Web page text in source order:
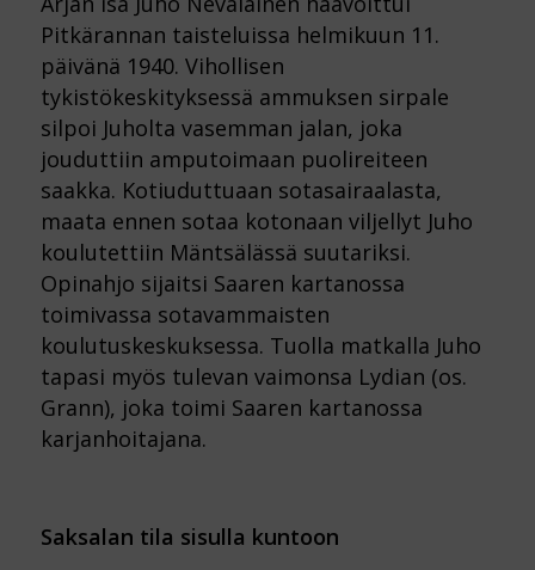
Pitkärannan taisteluissa helmikuun 11.
päivänä 1940. Vihollisen
tykistökeskityksessä ammuksen sirpale
silpoi Juholta vasemman jalan, joka
jouduttiin amputoimaan puolireiteen
saakka. Kotiuduttuaan sotasairaalasta,
maata ennen sotaa kotonaan viljellyt Juho
koulutettiin Mäntsälässä suutariksi.
Opinahjo sijaitsi Saaren kartanossa
toimivassa sotavammaisten
koulutuskeskuksessa. Tuolla matkalla Juho
tapasi myös tulevan vaimonsa Lydian (os.
Grann), joka toimi Saaren kartanossa
karjanhoitajana.
Saksalan tila sisulla kuntoon